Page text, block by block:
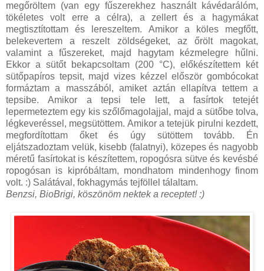
megőröltem (van egy fűszerekhez használt kávédarálóm,
tökéletes volt erre a célra), a zellert és a hagymákat
megtisztítottam és lereszeltem. Amikor a köles megfőtt,
belekevertem a reszelt zöldségeket, az őrölt magokat,
valamint a fűszereket, majd hagytam kézmelegre hűlni.
Ekkor a sütőt bekapcsoltam (200 °C), előkészítettem két
sütőpapíros tepsit, majd vizes kézzel először gombócokat
formáztam a masszából, amiket aztán ellapítva tettem a
tepsibe. Amikor a tepsi tele lett, a fasírtok tetejét
lepermeteztem egy kis szőlőmagolajjal, majd a sütőbe tolva,
légkeveréssel, megsütöttem. Amikor a tetejük pirulni kezdett,
megfordítottam őket és úgy sütöttem tovább. Én
eljátszadoztam velük, kisebb (falatnyi), közepes és nagyobb
méretű fasírtokat is készítettem, ropogósra sütve és kevésbé
ropogósan is kipróbáltam, mondhatom mindenhogy finom
volt. :) Salátával, fokhagymás tejföllel tálaltam.
Benzsi, BioBrigi, köszönöm nektek a receptet! :)